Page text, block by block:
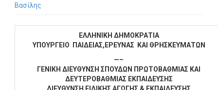
Βασίλης
ΕΛΛΗΝΙΚΗ ΔΗΜΟΚΡΑΤΙΑ
ΥΠΟΥΡΓΕΙΟ ΠΑΙΔΕΙΑΣ,ΕΡΕΥΝΑΣ ΚΑΙ ΘΡΗΣΚΕΥΜΑΤΩΝ
—–
ΓΕΝΙΚΗ ΔΙΕΥΘΥΝΣΗ ΣΠΟΥΔΩΝ ΠΡΩΤΟΒΑΘΜΙΑΣ ΚΑΙ
ΔΕΥΤΕΡΟΒΑΘΜΙΑΣ ΕΚΠΑΙΔΕΥΣΗΣ